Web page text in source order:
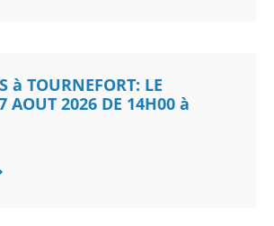
à TOURNEFORT: LE
AOUT 2026 DE 14H00 à